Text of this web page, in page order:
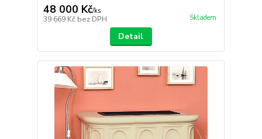
48 000 Kč/ks
39 669 Kč bez DPH Skladem
Detail